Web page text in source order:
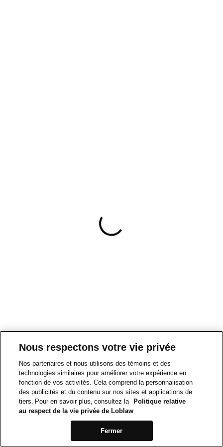
Nous respectons votre vie privée
Nos partenaires et nous utilisons des témoins et des
technologies similaires pour améliorer votre expérience en
fonction de vos activités. Cela comprend la personnalisation
des publicités et du contenu sur nos sites et applications de
tiers. Pour en savoir plus, consultez la
Politique relative
au respect de la vie privée de Loblaw
Fermer